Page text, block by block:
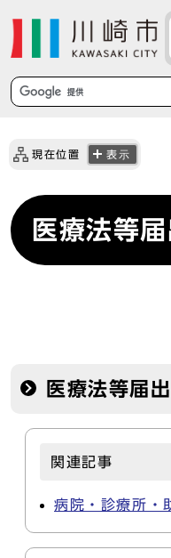
現在位置 表示
医療法等
医療法等届
関連記事
病院・診療所・